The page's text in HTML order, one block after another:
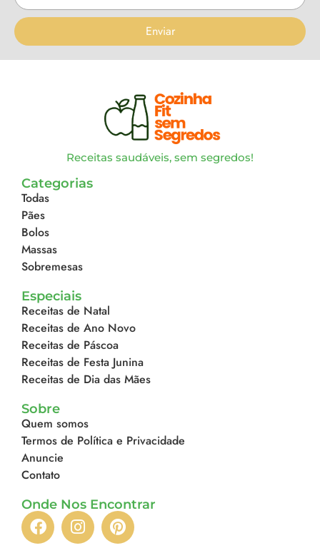
Enviar
Receitas saudáveis, sem segredos!
Categorias
Todas
Pães
Bolos
Massas
Sobremesas
Especiais
Receitas de Natal
Receitas de Ano Novo
Receitas de Páscoa
Receitas de Festa Junina
Receitas de Dia das Mães
Sobre
Quem somos
Termos de Política e Privacidade
Anuncie
Contato
Onde Nos Encontrar